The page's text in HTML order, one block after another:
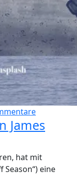
James
hat mit
Season“) eine